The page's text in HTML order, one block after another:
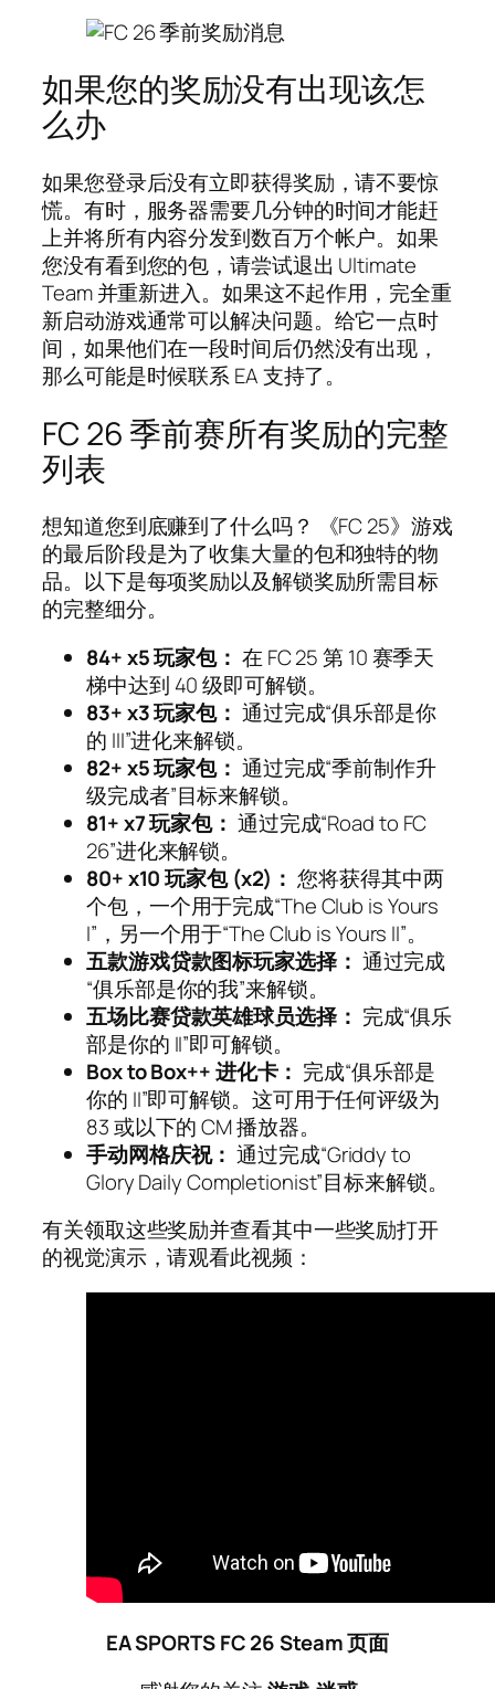
如果您的奖励没有出现该怎
么办
如果您登录后没有立即获得奖励，请不要惊
慌。有时，服务器需要几分钟的时间才能赶
上并将所有内容分发到数百万个帐户。如果
您没有看到您的包，请尝试退出 Ultimate
Team 并重新进入。如果这不起作用，完全重
新启动游戏通常可以解决问题。给它一点时
间，如果他们在一段时间后仍然没有出现，
那么可能是时候联系 EA 支持了。
FC 26 季前赛所有奖励的完整
列表
想知道您到底赚到了什么吗？ 《FC 25》游戏
的最后阶段是为了收集大量的包和独特的物
品。以下是每项奖励以及解锁奖励所需目标
的完整细分。
84+ x5 玩家包： 在 FC 25 第 10 赛季天
梯中达到 40 级即可解锁。
83+ x3 玩家包： 通过完成“俱乐部是你
的 III”进化来解锁。
82+ x5 玩家包： 通过完成“季前制作升
级完成者”目标来解锁。
81+ x7 玩家包： 通过完成“Road to FC
26”进化来解锁。
80+ x10 玩家包 (x2)： 您将获得其中两
个包，一个用于完成“The Club is Yours
I”，另一个用于“The Club is Yours II”。
五款游戏贷款图标玩家选择： 通过完成
“俱乐部是你的我”来解锁。
五场比赛贷款英雄球员选择： 完成“俱乐
部是你的 II”即可解锁。
Box to Box++ 进化卡： 完成“俱乐部是
你的 II”即可解锁。这可用于任何评级为
83 或以下的 CM 播放器。
手动网格庆祝： 通过完成“Griddy to
Glory Daily Completionist”目标来解锁。
有关领取这些奖励并查看其中一些奖励打开
的视觉演示，请观看此视频：
EA SPORTS FC 26 Steam 页面